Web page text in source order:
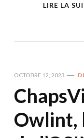
LIRE LA
OCTOBRE 12, 2023
Owlint,